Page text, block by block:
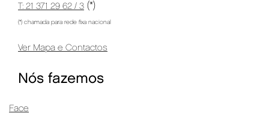
T: 21 371 29 62 / 3 (*)
(*) chamada para rede fixa nacional
Ver Mapa e Contactos
Nós fazemos
Face